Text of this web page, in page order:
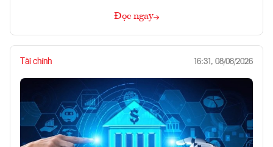
Đọc ngay
Tài chính 16:31, 08/08/2026